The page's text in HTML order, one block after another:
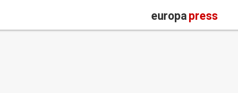
europapress